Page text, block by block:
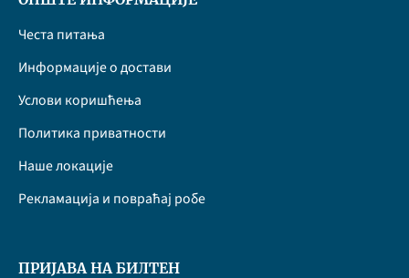
Честа питања
Информације о достави
Услови коришћења
Политика приватности
Наше локације
Рекламација и повраћај робе
ПРИЈАВА НА БИЛТЕН